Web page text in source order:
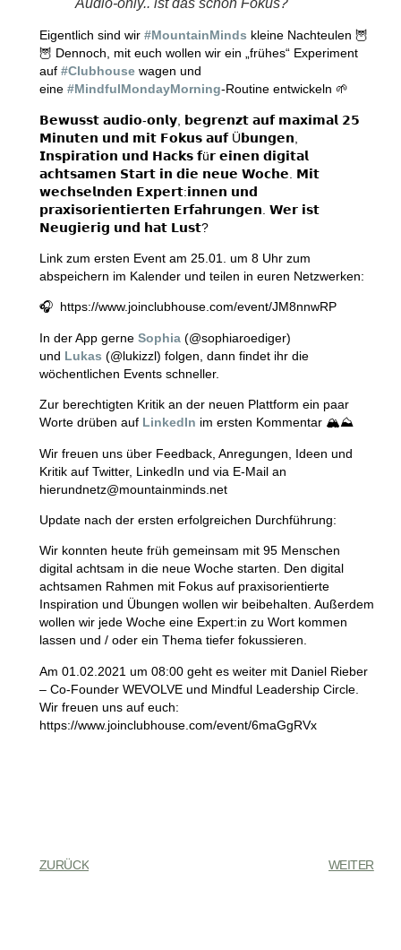
Audio-only.. ist das schon Fokus?
Eigentlich sind wir #MountainMinds kleine Nachteulen 🦉
🦉 Dennoch, mit euch wollen wir ein „frühes“ Experiment
auf #Clubhousewagen und
eine #MindfulMondayMorning-Routine entwickeln 🌱
𝗕𝗲𝘄𝘂𝘀𝘀𝘁 𝗮𝘂𝗱𝗶𝗼-𝗼𝗻𝗹𝘆, 𝗯𝗲𝗴𝗿𝗲𝗻𝘇𝘁 𝗮𝘂𝗳 𝗺𝗮𝘅𝗶𝗺𝗮𝗹 𝟮𝟱
𝗠𝗶𝗻𝘂𝘁𝗲𝗻 𝘂𝗻𝗱 𝗺𝗶𝘁 𝗙𝗼𝗸𝘂𝘀 𝗮𝘂𝗳 Ü𝗯𝘂𝗻𝗴𝗲𝗻,
𝗜𝗻𝘀𝗽𝗶𝗿𝗮𝘁𝗶𝗼𝗻 𝘂𝗻𝗱 𝗛𝗮𝗰𝗸𝘀 𝗳ü𝗿 𝗲𝗶𝗻𝗲𝗻 𝗱𝗶𝗴𝗶𝘁𝗮𝗹
𝗮𝗰𝗵𝘁𝘀𝗮𝗺𝗲𝗻 𝗦𝘁𝗮𝗿𝘁 𝗶𝗻 𝗱𝗶𝗲 𝗻𝗲𝘂𝗲 𝗪𝗼𝗰𝗵𝗲. 𝗠𝗶𝘁
𝘄𝗲𝗰𝗵𝘀𝗲𝗹𝗻𝗱𝗲𝗻 𝗘𝘅𝗽𝗲𝗿𝘁:𝗶𝗻𝗻𝗲𝗻 𝘂𝗻𝗱
𝗽𝗿𝗮𝘅𝗶𝘀𝗼𝗿𝗶𝗲𝗻𝘁𝗶𝗲𝗿𝘁𝗲𝗻 𝗘𝗿𝗳𝗮𝗵𝗿𝘂𝗻𝗴𝗲𝗻. 𝗪𝗲𝗿 𝗶𝘀𝘁
𝗡𝗲𝘂𝗴𝗶𝗲𝗿𝗶𝗴 𝘂𝗻𝗱 𝗵𝗮𝘁 𝗟𝘂𝘀𝘁?
Link zum ersten Event am 25.01. um 8 Uhr zum
abspeichern im Kalender und teilen in euren Netzwerken:
🎧 https://www.joinclubhouse.com/event/JM8nnwRP
In der App gerne Sophia(@sophiaroediger)
und Lukas (@lukizzl) folgen, dann findet ihr die
wöchentlichen Events schneller.
Zur berechtigten Kritik an der neuen Plattform ein paar
Worte drüben auf LinkedIn im ersten Kommentar 🏔⛰
Wir freuen uns über Feedback, Anregungen, Ideen und
Kritik auf Twitter, LinkedIn und via E-Mail an
hierundnetz@mountainminds.net
Update nach der ersten erfolgreichen Durchführung:
Wir konnten heute früh gemeinsam mit 95 Menschen
digital achtsam in die neue Woche starten. Den digital
achtsamen Rahmen mit Fokus auf praxisorientierte
Inspiration und Übungen wollen wir beibehalten. Außerdem
wollen wir jede Woche eine Expert:in zu Wort kommen
lassen und / oder ein Thema tiefer fokussieren.
Am 01.02.2021 um 08:00geht es weiter mit Daniel Rieber
– Co-Founder WEVOLVE und Mindful Leadership Circle.
Wir freuen uns auf euch:
https://www.joinclubhouse.com/event/6maGgRVx
ZURÜCK WEITER